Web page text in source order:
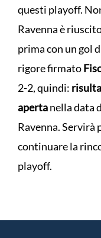
questi playoff.
Ravenna è
prima con un gol
rigore firmato
2-2, quindi:
apertanella data
Ravenna.
continuare la
playoff.